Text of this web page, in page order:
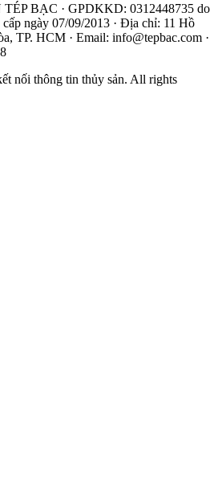
BẠC · GPDKKD: 0312448735 do
ngày 07/09/2013 · Địa chỉ: 11 Hồ
TP. HCM · Email: info@tepbac.com ·
nối thông tin thủy sản. All rights